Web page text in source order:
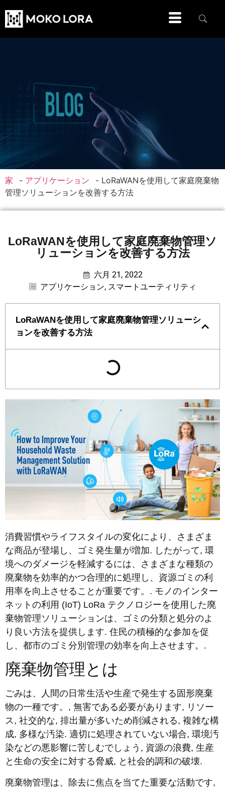
家 - アプリケーション - LoRaWANを使用して家庭廃棄物
管理ソリューションを改善する方法
LoRaWANを使用して家庭廃棄物管理ソ
リューションを改善する方法
六月 21, 2022
アプリケーション, スマートユーティリティ
LoRaWANを使用して家庭廃棄物管理ソリューシ
ョンを改善する方法
消費習慣やライフスタイルの変化により、さまざま
な商品が登場し、ゴミ発生量が増加. したがって, 環
境へのダメージを軽減するには、さまざまな種類の
廃棄物を効率的かつ合理的に処理し、資源ゴミの利
用率を向上させることが重要です。. モノのインター
ネットの利用 (IoT) LoRa テクノロジーを使用した廃
棄物管理ソリューションは、ゴミの分類と処分のよ
り良い方法を提供します. 住民の積極的な参加を促
し、都市のゴミ分別管理の効率を向上させます。.
廃棄物管理とは
ごみは、人間の日常生活や生産で発生する固形廃棄
物の一種です。, 無害である必要があります, リソー
ス, 社交的な, 排出量が多いため削減される, 複雑な構
成, 多様な汚染. 適切に処理されていない場合, 環境汚
染などの悪影響に苦しむでしょう, 資源の浪費, 生産
と生命の安全に対する脅威, と社会的調和の破壊.
廃棄物管理は、除去に焦点を当てた重要な活動です,